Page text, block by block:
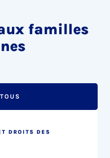
familles
DROITS DES